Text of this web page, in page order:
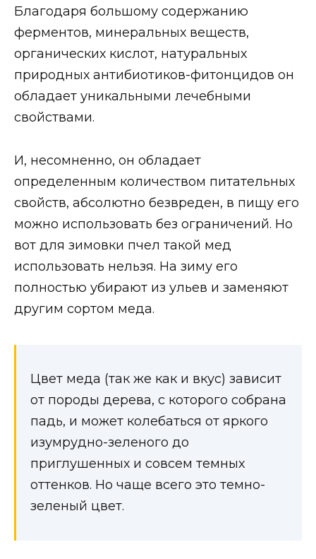
Благодаря большому содержанию
ферментов, минеральных веществ,
органических кислот, натуральных
природных антибиотиков-фитонцидов он
обладает уникальными лечебными
свойствами.
И, несомненно, он обладает
определенным количеством питательных
свойств, абсолютно безвреден, в пищу его
можно использовать без ограничений. Но
вот для зимовки пчел такой мед
использовать нельзя. На зиму его
полностью убирают из ульев и заменяют
другим сортом меда.
Цвет меда (так же как и вкус) зависит
от породы дерева, с которого собрана
падь, и может колебаться от яркого
изумрудно-зеленого до
приглушенных и совсем темных
оттенков. Но чаще всего это темно-
зеленый цвет.